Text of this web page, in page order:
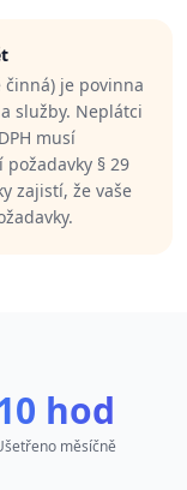
činná) je povinna
služby. Neplátci
musí
§ 29
zajistí, že vaše
hod
měsíčně